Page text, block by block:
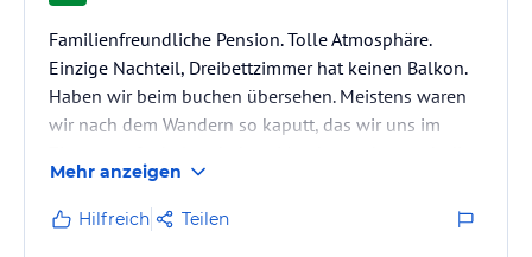
Familienfreundliche Pension. Tolle Atmosphäre.
Einzige Nachteil, Dreibettzimmer hat keinen Balkon.
Haben wir beim buchen übersehen. Meistens waren
wir nach dem Wandern so kaputt, das wir uns im
Sitzgelegenheiten vor dem Haus nutzen. Wir kommen
gerne wieder.
Mehr anzeigen
Hilfreich Teilen